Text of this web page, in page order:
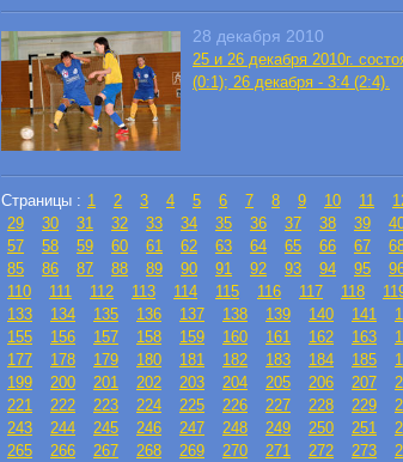
28 декабря 2010
25 и 26 декабря 2010г.
(0:1); 26 декабря - 3:4 (2:4).
Страницы : 1 2 3 4 5 6 7 8 9 10 11
29
30 31 32 33 34 35 36 37 38 39
57
58 59 60 61 62 63 64 65 66 67
85
86 87 88 89 90 91 92 93 94 95
110
111 112 113 114 115 116 117 118
133
134 135 136 137 138 139 140 141
155
156 157 158 159 160 161 162 163
177
178 179 180 181 182 183 184 185
199
200 201 202 203 204 205 206 207
221
222 223 224 225 226 227 228 229
243
244 245 246 247 248 249 250 251
265
266 267 268 269 270 271 272 273